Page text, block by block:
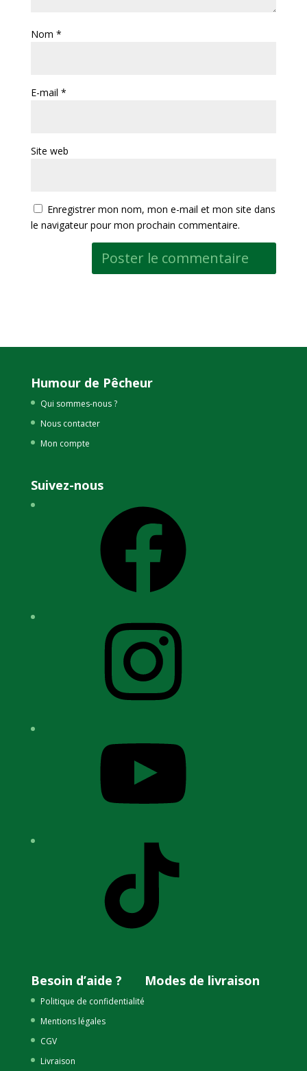
Nom *
E-mail *
Site web
Enregistrer mon nom, mon e-mail et mon site dans
le navigateur pour mon prochain commentaire.
Humour de Pêcheur
Qui sommes-nous ?
Nous contacter
Mon compte
Suivez-nous
Besoin d’aide ?
Politique de confidentialité
Mentions légales
CGV
Livraison
Modes de livraison